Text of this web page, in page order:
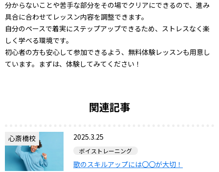
分からないことや苦手な部分をその場でクリアにできるので、進み
具合に合わせてレッスン内容を調整できます。
自分のペースで着実にステップアップできるため、ストレスなく楽
しく学べる環境です。
初心者の方も安心して参加できるよう、無料体験レッスンも用意し
ています。まずは、体験してみてください！
関連記事
心斎橋校 2025.3.25
ボイストレーニング
歌のスキルアップには〇〇が大切！